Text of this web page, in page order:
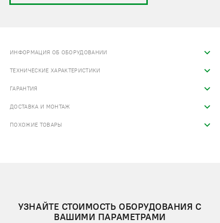
ИНФОРМАЦИЯ ОБ ОБОРУДОВАНИИ
ТЕХНИЧЕСКИЕ ХАРАКТЕРИСТИКИ
ГАРАНТИЯ
ДОСТАВКА И МОНТАЖ
ПОХОЖИЕ ТОВАРЫ
УЗНАЙТЕ СТОИМОСТЬ ОБОРУДОВАНИЯ С
ВАШИМИ ПАРАМЕТРАМИ